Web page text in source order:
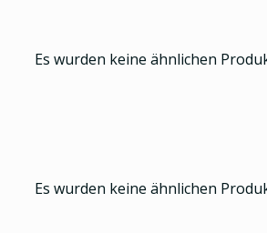
Es wurden keine ähnlichen
Es wurden keine ähnlichen